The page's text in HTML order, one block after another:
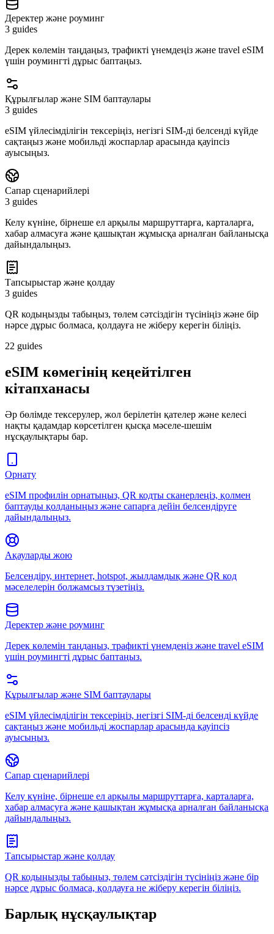
Деректер және роуминг
3 guides
Дерек көлемін таңдаңыз, трафикті үнемдеңіз және travel eSIM
үшін роумингті дұрыс баптаңыз.
Құрылғылар және SIM баптаулары
3 guides
eSIM үйлесімділігін тексеріңіз, негізгі SIM-ді белсенді күйде
сақтаңыз және мобильді жоспарлар арасында қауіпсіз
ауысыңыз.
Сапар сценарийлері
3 guides
Келу күніне, бірнеше ел арқылы маршруттарға, карталарға,
хабар алмасуға және қашықтан жұмысқа арналған байланысқа
дайындалыңыз.
Тапсырыстар және қолдау
3 guides
QR кодыңызды табыңыз, төлем сәтсіздігін түсініңіз және бір
нәрсе дұрыс болмаса, қолдауға не жіберу керегін біліңіз.
22 guides
eSIM көмегінің кеңейтілген
кітапханасы
Әр бөлімде тексерулер, жол берілетін қателер және келесі
нақты қадамдар көрсетілген қысқа мәселе-шешім
нұсқаулықтары бар.
Орнату
eSIM профилін орнатыңыз, QR кодты сканерлеңіз, қолмен
баптауды қолданыңыз және сапарға дейін белсендіруге
дайындалыңыз.
Ақауларды жою
Белсендіру, интернет, hotspot, жылдамдық және QR код
мәселелерін болжамсыз түзетіңіз.
Деректер және роуминг
Дерек көлемін таңдаңыз, трафикті үнемдеңіз және travel eSIM
үшін роумингті дұрыс баптаңыз.
Құрылғылар және SIM баптаулары
eSIM үйлесімділігін тексеріңіз, негізгі SIM-ді белсенді күйде
сақтаңыз және мобильді жоспарлар арасында қауіпсіз
ауысыңыз.
Сапар сценарийлері
Келу күніне, бірнеше ел арқылы маршруттарға, карталарға,
хабар алмасуға және қашықтан жұмысқа арналған байланысқа
дайындалыңыз.
Тапсырыстар және қолдау
QR кодыңызды табыңыз, төлем сәтсіздігін түсініңіз және бір
нәрсе дұрыс болмаса, қолдауға не жіберу керегін біліңіз.
Барлық нұсқаулықтар